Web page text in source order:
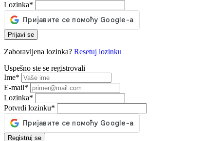
Lozinka*
Prijavi se
Zaboravljena lozinka? Resetuj lozinku
Uspešno ste se registrovali
Ime*
E-mail*
Lozinka*
Potvrdi lozinku*
Registruj se